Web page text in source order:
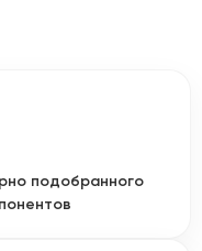
подобранного